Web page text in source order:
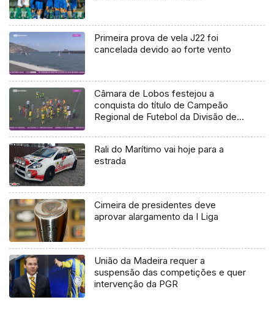
Primeira prova de vela J22 foi
cancelada devido ao forte vento
Câmara de Lobos festejou a
conquista do título de Campeão
Regional de Futebol da Divisão de
Rali do Marítimo vai hoje para a
estrada
Cimeira de presidentes deve
aprovar alargamento da I Liga
União da Madeira requer a
suspensão das competições e quer
intervenção da PGR